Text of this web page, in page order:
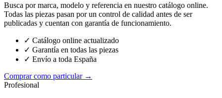
Busca por marca, modelo y referencia en nuestro catálogo online.
Todas las piezas pasan por un control de calidad antes de ser
publicadas y cuentan con garantía de funcionamiento.
✓ Catálogo online actualizado
✓ Garantía en todas las piezas
✓ Envío a toda España
Comprar como particular →
Profesional